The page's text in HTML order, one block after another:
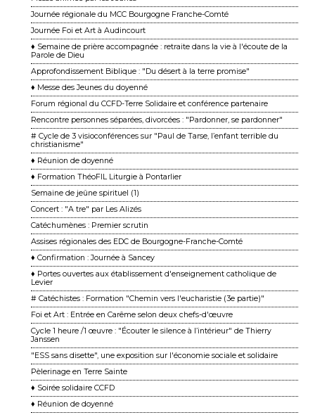
Journée régionale du MCC Bourgogne Franche-Comté
Journée Foi et Art à Audincourt
♦ Semaine de prière accompagnée : retraite dans la vie à l'écoute de la
Parole de Dieu
Approfondissement Biblique : "Du désert à la terre promise"
♦ Messe des Jeunes du doyenné
Forum régional du CCFD-Terre Solidaire et conférence partenaire
Rencontre personnes séparées, divorcées : "Pardonner, se pardonner"
# Cycle de 3 visioconférences sur "Paul de Tarse, l’enfant terrible du
christianisme"
♦ Réunion de doyenné
♦ Formation ThéoFIL Liturgie à Pontarlier
Semaine de jeûne spirituel (1)
Concert : "A tre" par Les Alizés
Catéchumènes : Premier scrutin
Assises régionales des EDC de Bourgogne-Franche-Comté
♦ Confirmation : Journée à Sancey
♦ Portes ouvertes aux établissement d'enseignement catholique de
Levier
# Catéchistes : Formation "Chemin vers l'eucharistie (3e partie)"
Foi et Art : Entrée en Carême selon deux chefs-d'œuvre
Cycle 1 heure /1 œuvre : "Écouter le silence à l’intérieur" de Thierry
Janssen
"ESS sans disette", une exposition sur l'économie sociale et solidaire
Pèlerinage en Terre Sainte
♦ Soirée solidaire CCFD
♦ Réunion de doyenné